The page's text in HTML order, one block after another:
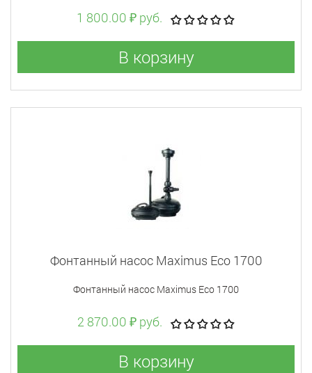
1 800.00 ₽ руб.
В корзину
Фонтанный насос Maximus Eco 1700
Фонтанный насос Maximus Eco 1700
2 870.00 ₽ руб.
В корзину